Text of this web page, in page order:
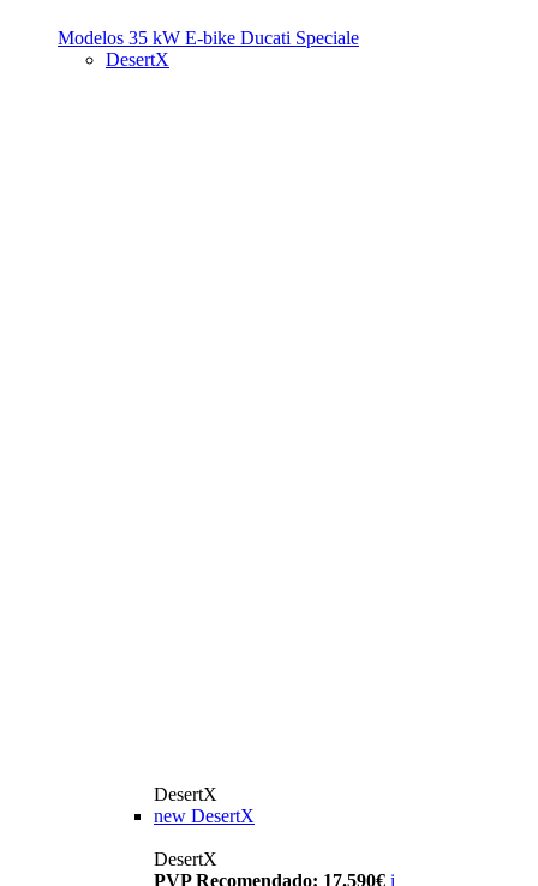
Modelos 35 kW E-bike Ducati Speciale
DesertX
DesertX
new DesertX
DesertX
PVP Recomendado: 17.590€ i